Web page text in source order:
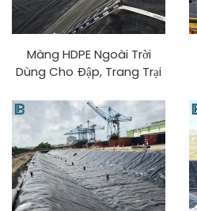
Màng HDPE Ngoài Trời
Dùng Cho Đập, Trang Trại
Dày 0.5mm-2mm Chống
Tia UV, Chống Lão Hóa Giá
Nhà Máy Làm Từ PVC/EVA